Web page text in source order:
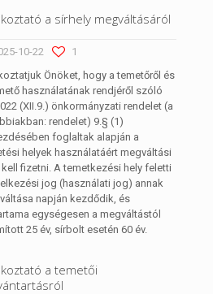
a sírhely megváltásáról
10-22
1
Önöket, hogy a temetőről és
használatának rendjéről szóló
(XII.9.) önkormányzati rendelet (a
rendelet) 9.§ (1)
foglaltak alapján a
helyek használatáért megváltási
fizetni. A temetkezési hely feletti
jog (használati jog) annak
napján kezdődik, és
egységesen a megváltástól
25 év, sírbolt esetén 60 év.
a temetői